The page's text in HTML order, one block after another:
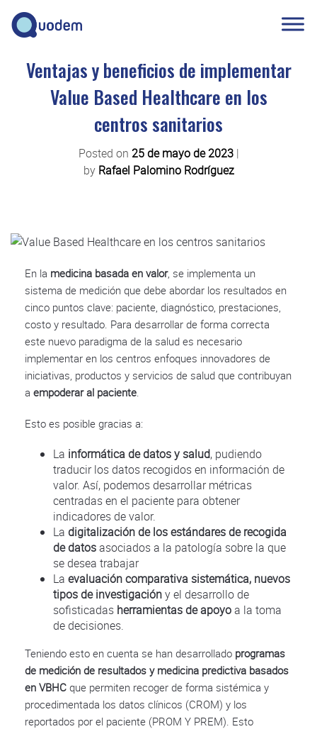
Ventajas y beneficios de implementar
Value Based Healthcare en los
centros sanitarios
Posted on 25 de mayo de 2023|
by Rafael Palomino Rodríguez
En la medicina basada en valor, se implementa un
sistema de medición que debe abordar los resultados en
cinco puntos clave: paciente, diagnóstico, prestaciones,
costo y resultado. Para desarrollar de forma correcta
este nuevo paradigma de la salud es necesario
implementar en los centros enfoques innovadores de
iniciativas, productos y servicios de salud que contribuyan
a empoderar al paciente
Esto es posible gracias a:
La informática de datos y salud, pudiendo
traducir los datos recogidos en información de
valor. Así, podemos desarrollar métricas
centradas en el paciente para obtener
indicadores de valor.
La digitalización de los estándares de recogida
de datosasociados a la patología sobre la que
se desea trabajar
La evaluación comparativa sistemática, nuevos
tipos de investigacióny el desarrollo de
sofisticadas herramientas de apoyoa la toma
de decisiones.
Teniendo esto en cuenta se han desarrollado programas
de medición de resultados y medicina predictiva basados
en VBHC que permiten recoger de forma sistémica y
procedimentada los datos clínicos (CROM) y los
reportados por el paciente (PROM Y PREM). Esto